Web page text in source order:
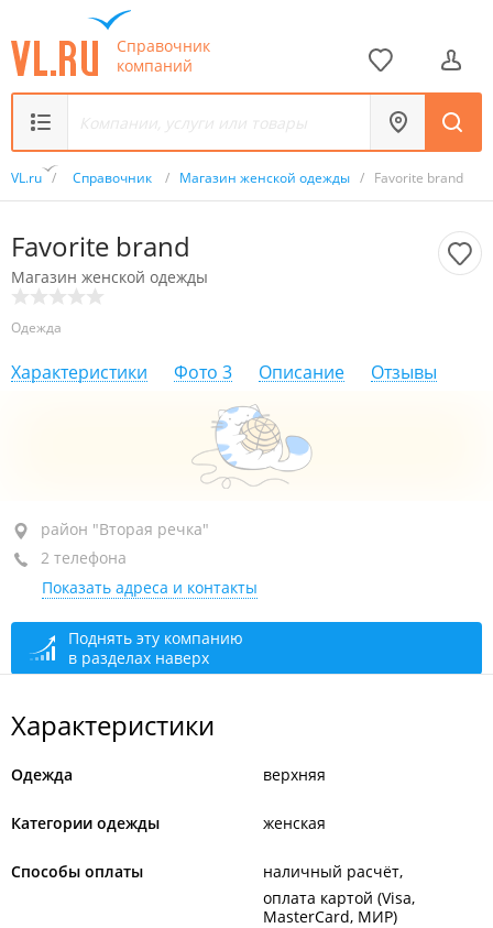
Справочник
компаний
VL.ru / Справочник / Магазин женской одежды / Favorite brand
Favorite brand
Магазин женской одежды
Одежда
Характеристики Фото 3 Описание Отзывы
район "Вторая речка", ул. Русская, 19В
ТЦ "Европейский пассаж", 6-й этаж, бут. 606
+7 914 341-19-42
+7 914 338-95-11
сегодня закрыто
район "Вторая речка"
2 телефона
Показать адреса и контакты
Поднять эту компанию
в разделах наверх
Характеристики
Одежда верхняя
Категории одежды женская
Способы оплаты
наличный расчёт
оплата картой (Visa,
MasterCard, МИР)